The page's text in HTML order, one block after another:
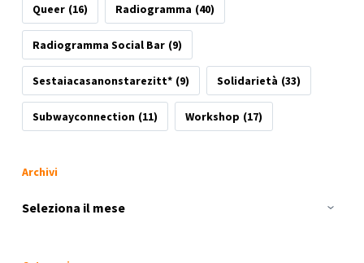
Queer (16) Radiogramma (40)
Radiogramma Social Bar (9)
Sestaiacasanonstarezitt* (9) Solidarietà (33)
Subwayconnection (11) Workshop (17)
Archivi
Archivi